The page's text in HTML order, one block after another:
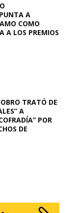
A
COMO
A LOS PREMIOS
TRATÓ DE
A
POR
DE